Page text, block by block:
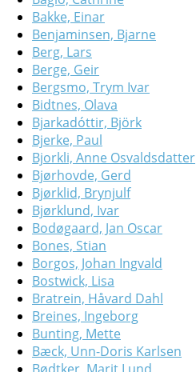
Bakke, Einar
Benjaminsen, Bjarne
Berg, Lars
Berge, Geir
Bergsmo, Trym Ivar
Bidtnes, Olava
Bjarkadóttir, Björk
Bjerke, Paul
Bjorkli, Anne Osvaldsdatter
Bjørhovde, Gerd
Bjørklid, Brynjulf
Bjørklund, Ivar
Bodøgaard, Jan Oscar
Bones, Stian
Borgos, Johan Ingvald
Bostwick, Lisa
Bratrein, Håvard Dahl
Breines, Ingeborg
Bunting, Mette
Bæck, Unn-Doris Karlsen